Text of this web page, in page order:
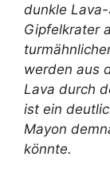
dunkle
Gipfelkrater
werden aus
Lava durch
ist ein
Mayon
könnte.